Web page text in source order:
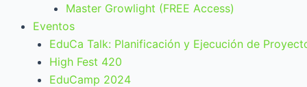
Master Growlight (FREE Access)
Eventos
EduCa Talk: Planificación y Ejecución de
High Fest 420
EduCamp 2024